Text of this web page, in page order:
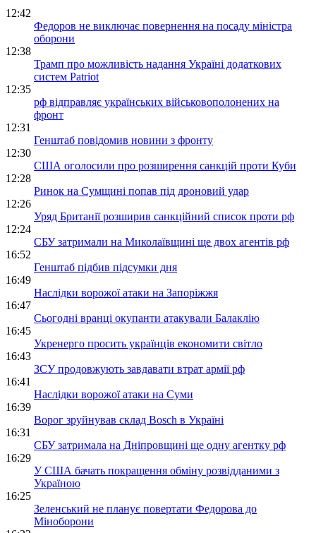
12:42
Федоров не виключає повернення на посаду міністра
оборони
12:38
Трамп про можливість надання Україні додаткових
систем Patriot
12:35
рф відправляє українських військовополонених на
фронт
12:31
Генштаб повідомив новини з фронту
12:30
США оголосили про розширення санкцій проти Куби
12:28
Ринок на Сумщині попав під дроновий удар
12:26
Уряд Британії розширив санкційний список проти рф
12:24
СБУ затримали на Миколаївщині ще двох агентів рф
16:52
Генштаб підбив підсумки дня
16:49
Наслідки ворожої атаки на Запоріжжя
16:47
Сьогодні вранці окупанти атакували Балаклію
16:45
Укренерго просить українців економити світло
16:43
ЗСУ продовжують завдавати втрат армії рф
16:41
Наслідки ворожої атаки на Суми
16:39
Ворог зруйнував склад Bosch в Україні
16:31
СБУ затримала на Дніпровщині ще одну агентку рф
16:29
У США бачать покращення обміну розвідданими з
Україною
16:25
Зеленський не планує повертати Федорова до
Міноборони